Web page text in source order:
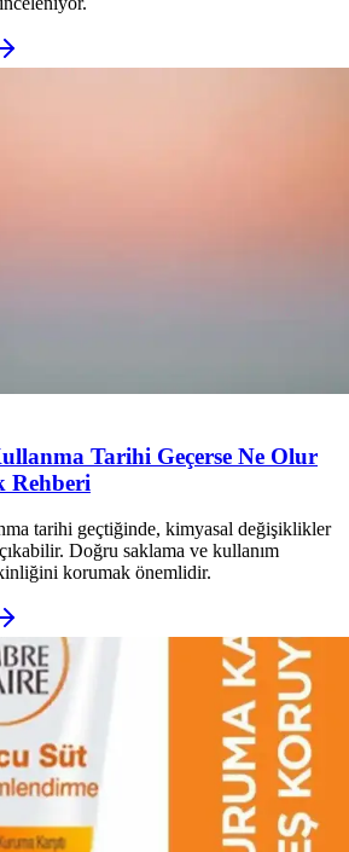
Tarihi Geçerse Ne Olur
Rehberi
tarihi geçtiğinde, kimyasal değişiklikler
Doğru saklama ve kullanım
korumak önemlidir.